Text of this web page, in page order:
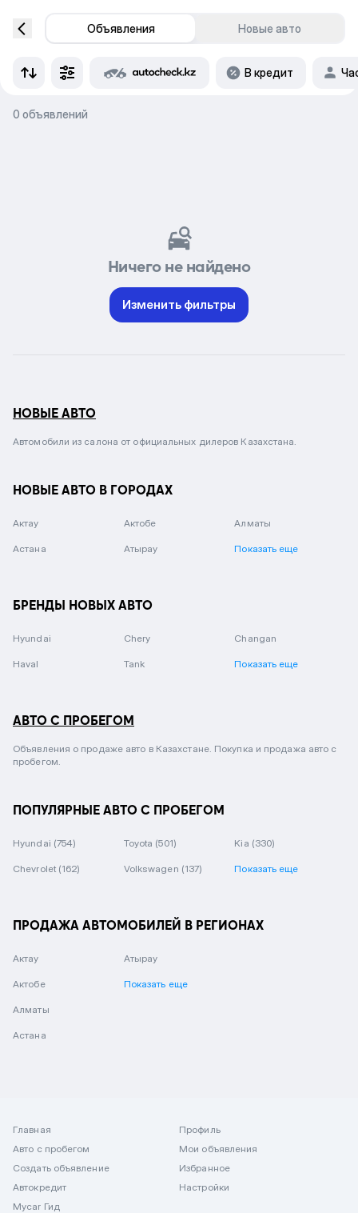
Объявления Новые авто
В кредит
0 объявлений
Ничего не найдено
Изменить фильтры
НОВЫЕ АВТО
Автомобили из салона от официальных дилеров Казахстана.
НОВЫЕ АВТО В ГОРОДАХ
Актау Актобе Алматы
Астана Атырау Показать еще
БРЕНДЫ НОВЫХ АВТО
Hyundai Chery Changan
Haval Tank Показать еще
АВТО С ПРОБЕГОМ
Объявления о продаже авто в Казахстане. Покупка и продажа авто с
пробегом.
ПОПУЛЯРНЫЕ АВТО С ПРОБЕГОМ
Hyundai (754) Toyota (501) Kia (330)
Chevrolet (162) Volkswagen (137) Показать еще
ПРОДАЖА АВТОМОБИЛЕЙ В РЕГИОНАХ
Актау
Актобе
Алматы
Астана
Атырау
Показать еще
Главная
Авто с пробегом
Создать объявление
Автокредит
Mycar Гид
Профиль
Мои объявления
Избранное
Настройки